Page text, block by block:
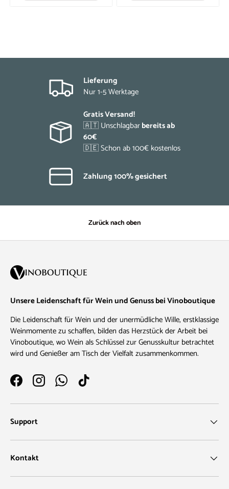
Lieferung
Nur 1-5 Werktage
Gratis Versand!
🇦🇹 Unschlagbarbereits ab
60€
🇩🇪 Schon ab 100€ kostenlos
Zahlung 100% gesichert
Zurück nach oben
Unsere Leidenschaft für Wein und Genuss bei Vinoboutique
Die Leidenschaft für Wein und der unermüdliche Wille, erstklassige
Weinmomente zu schaffen, bilden das Herzstück der Arbeit bei
Vinoboutique, wo Wein als Schlüssel zur Genusskultur betrachtet
wird und Genießer am Tisch der Vielfalt zusammenkommen.
FacebookInstagramWhatsAppTikTok
Support
Kontakt